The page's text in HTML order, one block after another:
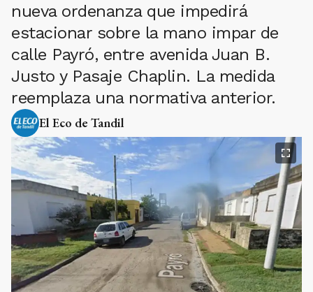
nueva ordenanza que impedirá
estacionar sobre la mano impar de
calle Payró, entre avenida Juan B.
Justo y Pasaje Chaplin. La medida
reemplaza una normativa anterior.
El Eco de Tandil